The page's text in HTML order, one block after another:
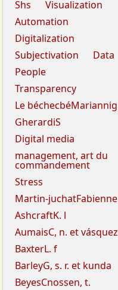
Shs
Visualization
Automation
Digitalization
Subjectivation
Data
People
Transparency
Le béchecbéMariannig
GherardiS
Digital media
management, art du
commandement
Stress
Martin-juchatFabienne
AshcraftK. l
AumaisC, n. et vásquez
BaxterL. f
BarleyG, s. r. et kunda
BeyesCnossen, t.